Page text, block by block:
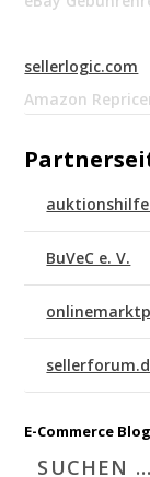
sellerlogic.com
Amazon
BuVeC e. V.
E-Commerce